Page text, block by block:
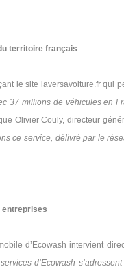
territoire français
le site laversavoiture.fr qui
37 millions de véhicules en
Olivier Couly, directeur
ce service, délivré par le
entreprises
d’Ecowash intervient
d’Ecowash